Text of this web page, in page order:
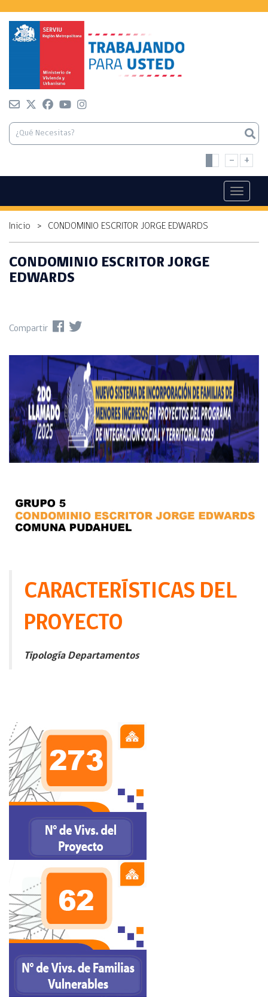
- +
Toggle
Inicio > CONDOMINIO ESCRITOR JORGE EDWARDS
CONDOMINIO ESCRITOR JORGE
EDWARDS
Compartir
CARACTERÍSTICAS DEL
PROYECTO
Tipología Departamentos